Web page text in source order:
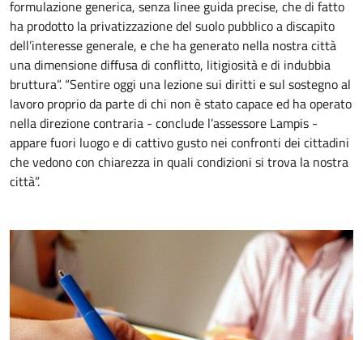
formulazione generica, senza linee guida precise, che di fatto
ha prodotto la privatizzazione del suolo pubblico a discapito
dell’interesse generale, e che ha generato nella nostra città
una dimensione diffusa di conflitto, litigiosità e di indubbia
bruttura”. “Sentire oggi una lezione sui diritti e sul sostegno al
lavoro proprio da parte di chi non è stato capace ed ha operato
nella direzione contraria - conclude l’assessore Lampis -
appare fuori luogo e di cattivo gusto nei confronti dei cittadini
che vedono con chiarezza in quali condizioni si trova la nostra
città”.